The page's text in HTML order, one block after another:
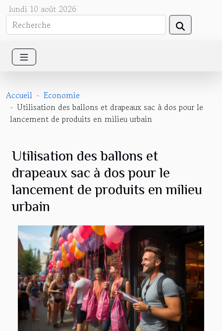
lundi 10 août 2026
Accueil
Economie
Utilisation des ballons et drapeaux sac à dos pour le
lancement de produits en milieu urbain
Utilisation des ballons et
drapeaux sac à dos pour le
lancement de produits en milieu
urbain